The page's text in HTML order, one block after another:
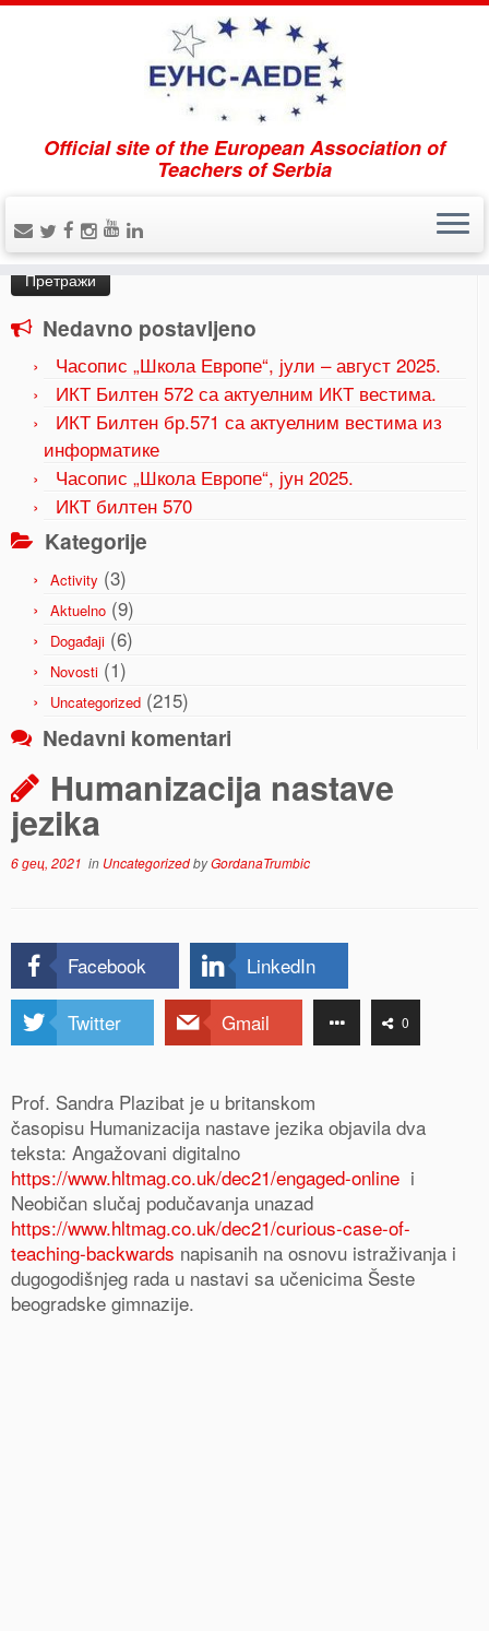
Official site of the European Association of
Teachers of Serbia
Home » Uncategorized » Humanizacija nastave jezika
Претрага
за:
Nedavno postavljeno
Часопис „Школа Европе“, јули – август 2025.
ИКТ Билтен 572 са актуелним ИКТ вестима.
ИКТ Билтен бр.571 са актуелним вестима из
информатике
Часопис „Школа Европе“, јун 2025.
ИКТ билтен 570
Kategorije
Activity (3)
Aktuelno (9)
Događaji (6)
Novosti (1)
Uncategorized (215)
Nedavni komentari
Humanizacija nastave
jezika
6 дец, 2021 in UncategorizedbyGordanaTrumbic
Facebook LinkedIn
Twitter Gmail 0
Prof. Sandra Plazibat je u britanskom
časopisu Humanizacija nastave jezika objavila dva
teksta: Angažovani digitalno
https://www.hltmag.co.uk/dec21/engaged-online i
Neobičan slučaj podučavanja unazad
https://www.hltmag.co.uk/dec21/curious-case-of-
teaching-backwards napisanih na osnovu istraživanja i
dugogodišnjeg rada u nastavi sa učenicima Šeste
beogradske gimnazije.